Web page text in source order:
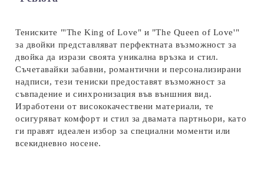
Тениските "'The King of Love" и "The Queen of Love'"
за двойки представляват перфектната възможност за
двойка да изрази своята уникална връзка и стил.
Съчетавайки забавни, романтични и персонализирани
надписи, тези тениски предоставят възможност за
съвпадение и синхронизация във външния вид.
Изработени от висококачествени материали, те
осигуряват комфорт и стил за двамата партньори, като
ги правят идеален избор за специални моменти или
всекидневно носене.